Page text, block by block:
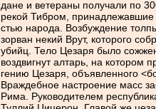
дане и ветераны получали по
рекой Тибром,
стью народа. Возбуждение
зорван некий Врут, которого
убийц. Тело Цезаря было
воздвигнут алтарь, на котором
гению Цезаря, объявленного
Враждебное настроение масс
Рима. Руководителем